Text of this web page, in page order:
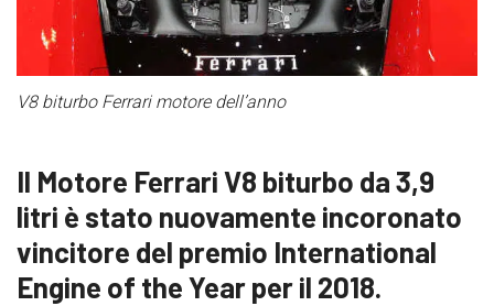
V8 biturbo Ferrari motore dell’anno
Il Motore Ferrari V8 biturbo da 3,9
litri è stato nuovamente incoronato
vincitore del premio International
Engine of the Year per il 2018.